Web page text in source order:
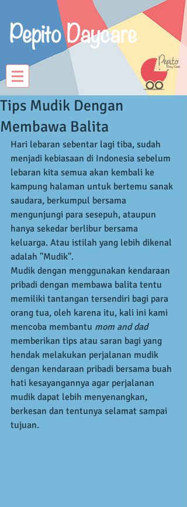
Pepito Daycare
Tips Mudik Dengan
Membawa Balita
Hari lebaran sebentar lagi tiba, sudah
menjadi kebiasaan di Indonesia sebelum
lebaran kita semua akan kembali ke
kampung halaman untuk bertemu sanak
saudara, berkumpul bersama
mengunjungi para sesepuh, ataupun
hanya sekedar berlibur bersama
keluarga. Atau istilah yang lebih dikenal
adalah "Mudik".
Mudik dengan menggunakan kendaraan
pribadi dengan membawa balita tentu
memiliki tantangan tersendiri bagi para
orang tua, oleh karena itu, kali ini kami
mencoba membantu mom and dad
memberikan tips atau saran bagi yang
hendak melakukan perjalanan mudik
dengan kendaraan pribadi bersama buah
hati kesayangannya agar perjalanan
mudik dapat lebih menyenangkan,
berkesan dan tentunya selamat sampai
tujuan.